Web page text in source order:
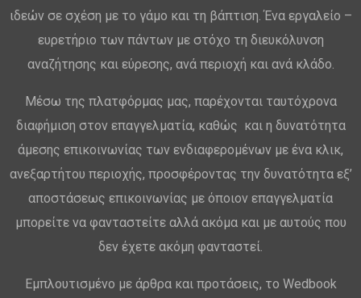
ιδεών σε σχέση με το γάμο και τη βάπτιση. Ένα εργαλείο –
ευρετήριο των πάντων με στόχο τη διευκόλυνση
αναζήτησης και εύρεσης, ανά περιοχή και ανά κλάδο.
Μέσω της πλατφόρμας μας, παρέχονται ταυτόχρονα
διαφήμιση στον επαγγελματία, καθώς και η δυνατότητα
άμεσης επικοινωνίας των ενδιαφερομένων με ένα κλικ,
ανεξαρτήτου περιοχής, προσφέροντας την δυνατότητα εξ’
αποστάσεως επικοινωνίας με όποιον επαγγελματία
μπορείτε να φανταστείτε αλλά ακόμα και με αυτούς που
δεν έχετε ακόμη φανταστεί.
Εμπλουτισμένο με άρθρα και προτάσεις, το Wedbook